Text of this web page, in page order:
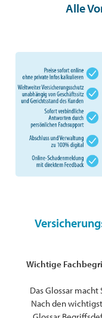
Alle
Wichtige
Das Glossar
Nach den